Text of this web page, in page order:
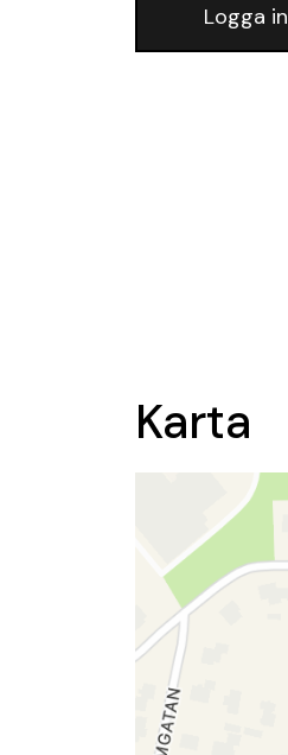
Logga in
Karta